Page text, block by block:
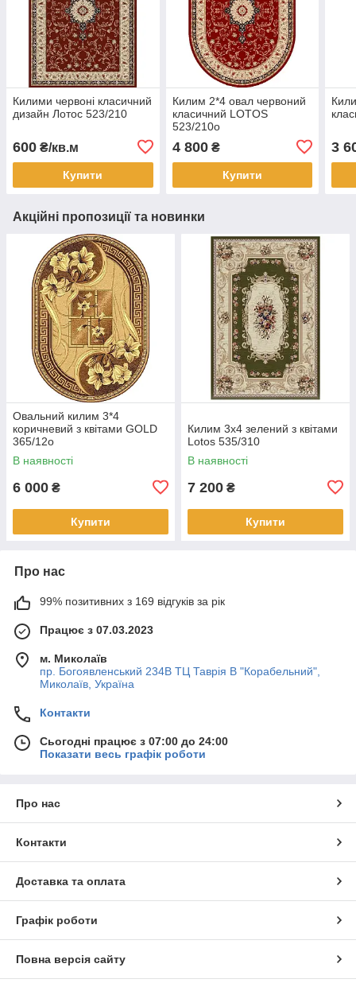
Килими червоні класичний
дизайн Лотос 523/210
600 ₴/кв.м
Купити
Килим 2*4 овал червоний
класичний LOTOS
523/210о
4 800₴
Купити
3
Акційні пропозиції та новинки
Овальний килим 3*4
коричневий з квітами GOLD
365/12о
В наявності
6 000 ₴
Купити
Килим 3х4 зелений з квітами
Lotos 535/310
В наявності
7 200 ₴
Купити
Про нас
99% позитивних з 169 відгуків за рік
Працює з 07.03.2023
м. Миколаїв
пр. Богоявленський 234В ТЦ Таврія В "Корабельний",
Миколаїв, Україна
Контакти
Сьогодні працює з 07:00 до 24:00
Показати весь графік роботи
Про нас
Контакти
Доставка та оплата
Графік роботи
Повна версія сайту